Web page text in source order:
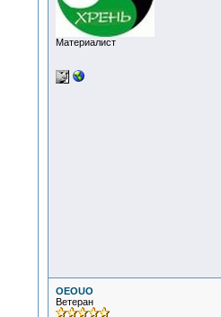
Материалист
OEOUO
Ветеран